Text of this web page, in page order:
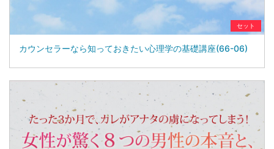
セット
カウンセラーなら知っておきたい心理学の基礎講座(66-06)